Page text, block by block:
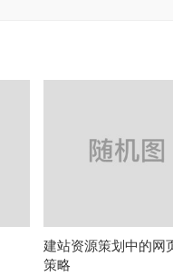
建站资源策划中的网
策略